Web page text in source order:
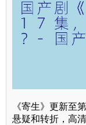
《寄生》更新至
悬疑和转折，高